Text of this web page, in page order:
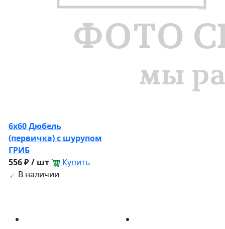
6х60 Дюбель
(первичка) с шурупом
ГРИБ
556 ₽ / шт
Купить
В наличии